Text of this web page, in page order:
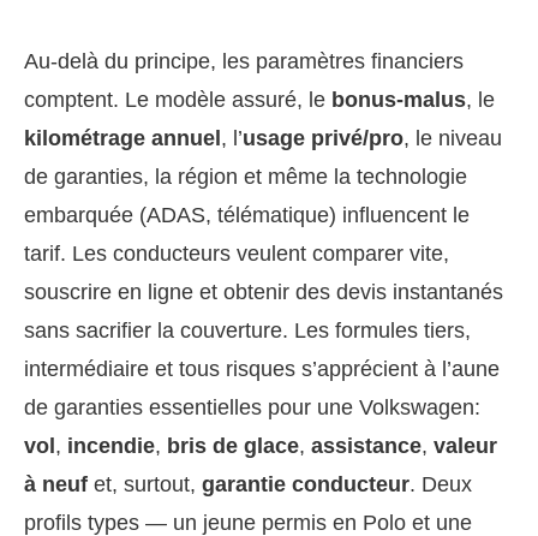
Au-delà du principe, les paramètres financiers
comptent. Le modèle assuré, le bonus-malus, le
kilométrage annuel , l’usage privé/pro, le niveau
de garanties, la région et même la technologie
embarquée (ADAS, télématique) influencent le
tarif. Les conducteurs veulent comparer vite,
souscrire en ligne et obtenir des devis instantanés
sans sacrifier la couverture. Les formules tiers,
intermédiaire et tous risques s’apprécient à l’aune
de garanties essentielles pour une Volkswagen:
vol , incendie, bris de glace, assistance, valeur
à neuf et, surtout, garantie conducteur. Deux
profils types — un jeune permis en Polo et une